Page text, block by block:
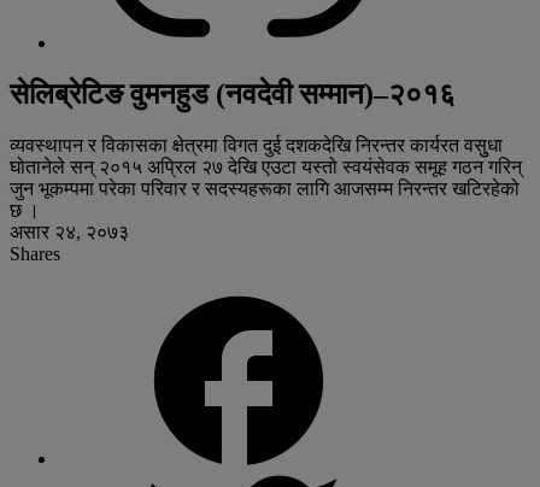
सेलिब्रेटिङ वुमनहुड (नवदेवी सम्मान)–२०१६
व्यवस्थापन र विकासका क्षेत्रमा विगत दुई दशकदेखि निरन्तर कार्यरत वसुुधा
घोतानेले सन् २०१५ अप्रिल २७ देखि एउटा यस्तो स्वयंसेवक समूह गठन गरिन्
जुन भूकम्पमा परेका परिवार र सदस्यहरूका लागि आजसम्म निरन्तर खटिरहेको
छ ।
असार २४, २०७३
Shares